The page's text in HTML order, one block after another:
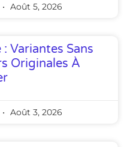
Août 5, 2026
Variantes Sans
Originales À
Août 3, 2026